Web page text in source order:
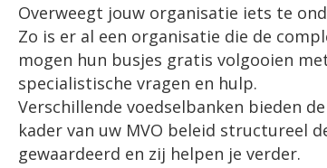
Overweegt jouw organisatie iets te
Zo is er al een organisatie die de
mogen hun busjes gratis volgooien
specialistische vragen en hulp.
Verschillende voedselbanken bieden
kader van uw MVO beleid structureel
gewaardeerd en zij helpen je verder.